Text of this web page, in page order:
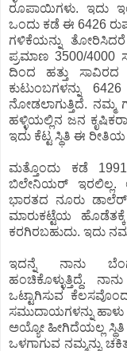
ರೂಪಾಯಿಗಳು. ಇದು
ಒಂದು ಕಡೆ ಈ 6426
ಗಳಿಕೆಯನ್ನು
ಪ್ರಮಾಣ 3500/
ದಿಂದ ಹತ್ತು ಸಾವಿರದ
ಕುಟುಂಬಗಳನ್ನು
ನೋಡಲಾಗುತ್ತಿದೆ. ನಮ್ಮ
ಹಳ್ಳಿಯಲ್ಲಿನ ಜನ
ಇದು ಕೆಟ್ಟ ಸ್ಥಿತಿ ಈ
ಮತ್ತೊಂದು ಕಡೆ
ಬಿಲೇನಿಯರ್ ಇರಲಿಲ್ಲ.
ಭಾರತದ ನೂರು ಡಾಲೆರ್
ಮಾರುಕಟ್ಟೆಯ
ಕರಗಿರಬಹುದು. ಇದು
ಇದನ್ನೆ ನಾನು
ಹಂಚಿಕೊಳ್ಳುತ್ತಿದ್ದೆ.
ಒಟ್ಟಾಗಿಸುವ
ಸಮುದಾಯಗಳನ್ನು ಹಾಳು
ಅಯ್ಯೋ ಹೀಗಿದೆಯಲ್ಲ ಸ್ಥಿತಿ
ಒಳಗಾಗುವ ನಮ್ಮನ್ನು